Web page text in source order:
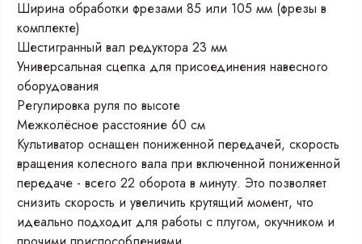
Ширина обработки фрезами 85 или 105 мм (фрезы в
комплекте)
Шестигранный вал редуктора 23 мм
Универсальная сцепка для присоединения навесного
оборудования
Регулировка руля по высоте
Межколёсное расстояние 60 см
Культиватор оснащен пониженной передачей, cкорость
вращения колесного вала при включенной пониженной
передаче - всего 22 оборота в минуту. Это позволяет
снизить скорость и увеличить крутящий момент, что
идеально подходит для работы с плугом, окучником и